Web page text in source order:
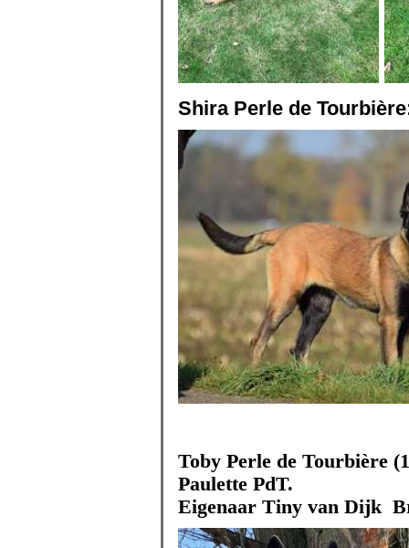
Shira Perle de
Toby Perle de Tourbière (
Paulette PdT.
Eigenaar Tiny van Dijk